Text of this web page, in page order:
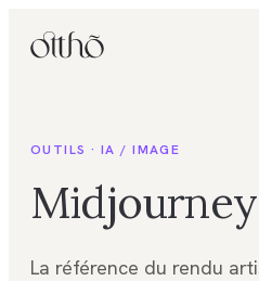
OUTILS · IA / IMAGE
Midjourney
La référence du rendu